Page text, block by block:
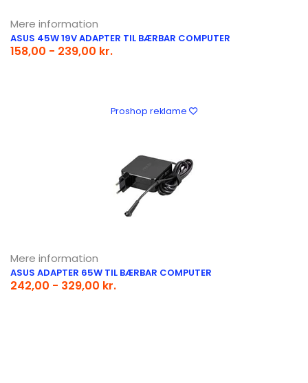
Mere information
ASUS 45W 19V ADAPTER TIL BÆRBAR COMPUTER
158,00 - 239,00 kr.
Proshop reklame
Mere information
ASUS ADAPTER 65W TIL BÆRBAR COMPUTER
242,00 - 329,00 kr.